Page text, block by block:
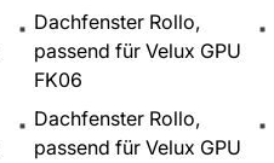
Dachfenster Rollo,
passend für Velux GPU
FK06
Dachfenster Rollo,
passend für Velux GPU